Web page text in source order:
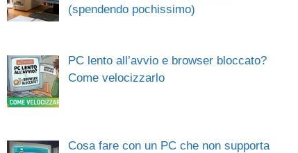
(spendendo pochissimo)
PC lento all’avvio e browser bloccato?
Come velocizzarlo
Cosa fare con un PC che non supporta